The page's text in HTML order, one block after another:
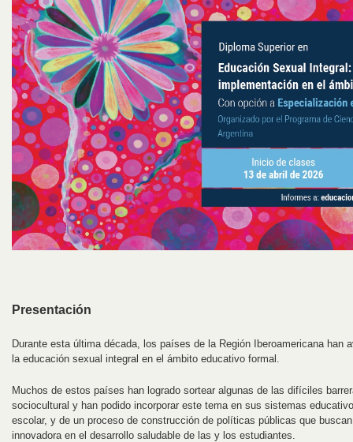
Presentación
Durante esta última década, los países de la Región Iberoamericana han
la educación sexual integral en el ámbito educativo formal.
Muchos de estos países han logrado sortear algunas de las difíciles
sociocultural y han podido incorporar este tema en sus sistemas
escolar, y de un proceso de construcción de políticas públicas que
innovadora en el desarrollo saludable de las y los estudiantes.